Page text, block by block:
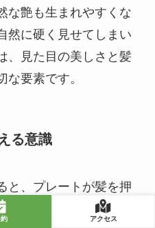
アクセス
な艶も生まれやすくな
然に硬く見せてしまい
、見た目の美しさと髪
要素です。
る意識
と、プレートが髪を押
圧迫ダメージは、キュ